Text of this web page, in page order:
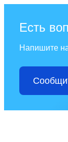
Есть
Напишите